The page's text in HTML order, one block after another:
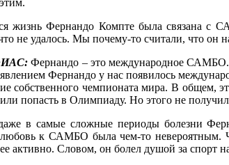
жизнь Фернандо Компте была связана с
не удалось. Мы почему-то считали, что он
Фернандо – это международное
Фернандо у нас появилось
собственного чемпионата мира. В
попасть в Олимпиаду. Но этого не
в самые сложные периоды болезни
к САМБО была чем-то невероятным.
активно. Словом, он болел душой за спорт